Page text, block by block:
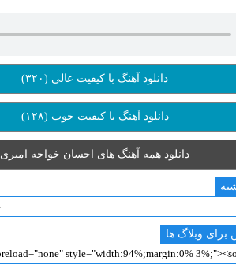
دانلود آهنگ با کیفیت عالی (۳۲۰)
دانلود آهنگ با کیفیت خوب (۱۲۸)
دانلود همه آهنگ های احسان خواجه امیری
برای وبلاگ ها